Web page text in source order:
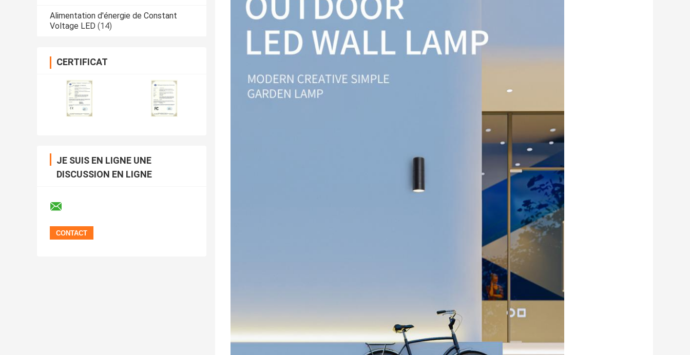
Alimentation d'énergie de Constant
Voltage LED (14)
CERTIFICAT
JE SUIS EN LIGNE UNE
DISCUSSION EN LIGNE